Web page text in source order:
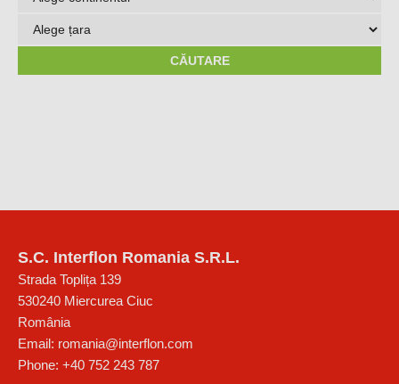
continentul
Alege
CĂUTARE
S.C. Interflon Romania S.R.L.
Strada Toplița 139
530240 Miercurea Ciuc
România
Email: romania@interflon.com
Phone: +40 752 243 787